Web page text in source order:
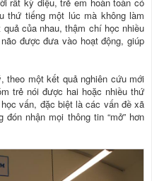
thứ tiếng một lúc mà không làm
của nhau, thậm chí học nhiều
được đưa vào hoạt động, giúp
theo một kết quả nghiên cứu mới
trẻ nói được hai hoặc nhiều thứ
vấn, đặc biệt là các vấn đề xã
nhận mọi thông tin “mở” hơn